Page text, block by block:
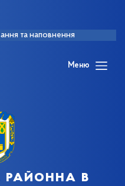
та наповнення
Меню
районна в